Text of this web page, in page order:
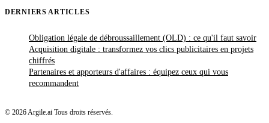
DERNIERS ARTICLES
Obligation légale de débroussaillement (OLD) : ce qu'il faut savoir
Acquisition digitale : transformez vos clics publicitaires en projets
chiffrés
Partenaires et apporteurs d'affaires : équipez ceux qui vous
recommandent
© 2026 Argile.ai Tous droits réservés.